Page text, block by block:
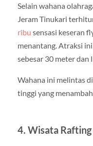
Selain wahana
Jeram Tinukari
ribu sensasi keseran
menantang. Atraksi
sebesar 30 meter dan
Wahana ini melintas
tinggi yang
4. Wisata Rafting